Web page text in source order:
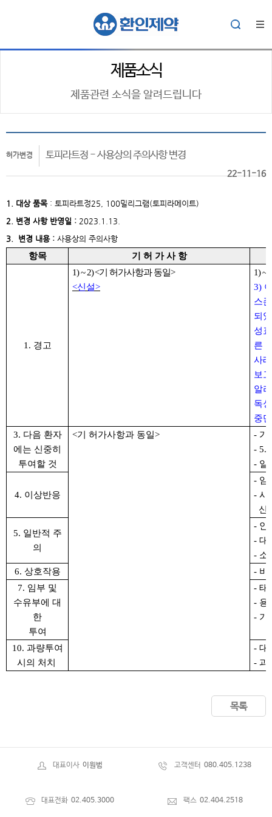
제품소식
제품관련 소식을 알려드립니다
허가변경 토피라트정 - 사용상의 주의사항 변경
22-11-16
1. 대상품목 : 토피라트정25, 100밀리그램(토피라메이트)
2. 변경 사항 반영일 : 2023.1.13.
3. 변경 내용 : 사용상의 주의사항
항목 기 허 가 사 항
1. 경고
1) ~ 2) <기 허가사항과 동일>
<신설>
1) ~
3)
스
되
성
른
사
보
알
독
중
3. 다음 환자
에는 신중히
투여할 것
<기 허가사항과 동일>
- 가
- 5.
- 일
4. 이상반응
- 임
- 시
신
5. 일반적 주
의
- 안
- 대
- 소
6. 상호작용
- 비
7. 임부 및
수유부에 대
한
투여
- 태
- 용
- 기
10. 과량투여
시의 처치
- 대
- 과
목록
대표이사 이원범 고객센터 080.405.1238
대표전화 02.405.3000 팩스 02.404.2518